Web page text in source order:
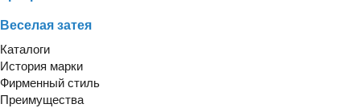
Веселая затея
Каталоги
История марки
Фирменный стиль
Преимущества